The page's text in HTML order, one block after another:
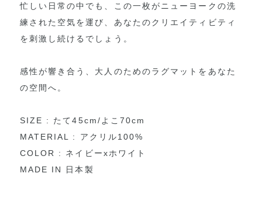
忙しい日常の中でも、この一枚がニューヨークの洗
練された空気を運び、あなたのクリエイティビティ
を刺激し続けるでしょう。
感性が響き合う、大人のためのラグマットをあなた
の空間へ。
SIZE : たて45cm/よこ70cm
MATERIAL : アクリル100%
COLOR : ネイビーxホワイト
MADE IN 日本製